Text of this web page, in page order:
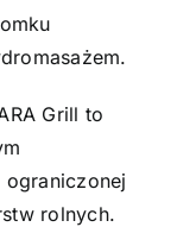
Grill to
rolnych.